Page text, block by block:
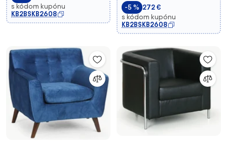
s kódom kupónu
KB2BSKB2608
-5 % 272 €
s kódom kupónu
KB2BSKB2608